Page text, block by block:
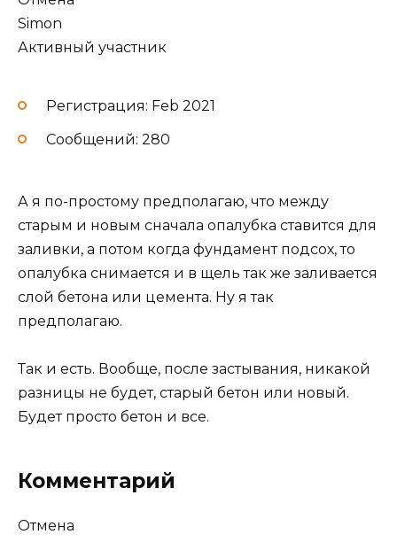
Simon
Активный участник
Регистрация: Feb 2021
Сообщений: 280
А я по-простому предполагаю, что между
старым и новым сначала опалубка ставится для
заливки, а потом когда фундамент подсох, то
опалубка снимается и в щель так же заливается
слой бетона или цемента. Ну я так
предполагаю.
Так и есть. Вообще, после застывания, никакой
разницы не будет, старый бетон или новый.
Будет просто бетон и все.
Комментарий
Отмена